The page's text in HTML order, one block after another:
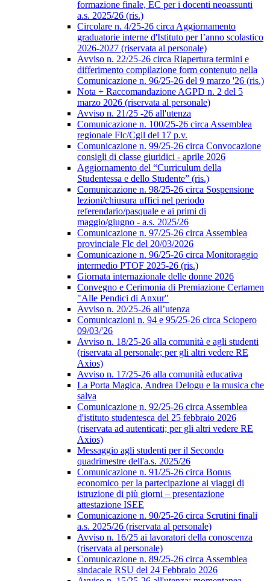
formazione finale, EC per i docenti neoassunti
a.s. 2025/26 (ris.)
Circolare n. 4/25-26 circa Aggiornamento
graduatorie interne d'Istituto per l’anno scolastico
2026-2027 (riservata al personale)
Avviso n. 22/25-26 circa Riapertura termini e
differimento compilazione form contenuto nella
Comunicazione n. 96/25-26 del 9 marzo '26 (ris.)
Nota + Raccomandazione AGPD n. 2 del 5
marzo 2026 (riservata al personale)
Avviso n. 21/25 -26 all'utenza
Comunicazione n. 100/25-26 circa Assemblea
regionale Flc/Cgil del 17 p.v.
Comunicazione n. 99/25-26 circa Convocazione
consigli di classe giuridici - aprile 2026
Aggiornamento del “Curriculum della
Studentessa e dello Studente” (ris.)
Comunicazione n. 98/25-26 circa Sospensione
lezioni/chiusura uffici nel periodo
referendario/pasquale e ai primi di
maggio/giugno - a.s. 2025/26
Comunicazione n. 97/25-26 circa Assemblea
provinciale Flc del 20/03/2026
Comunicazione n. 96/25-26 circa Monitoraggio
intermedio PTOF 2025-26 (ris.)
Giornata internazionale delle donne 2026
Convegno e Cerimonia di Premiazione Certamen
"Alle Pendici di Anxur"
Avviso n. 20/25-26 all’utenza
Comunicazioni n. 94 e 95/25-26 circa Sciopero
09/03/'26
Avviso n. 18/25-26 alla comunità e agli studenti
(riservata al personale; per gli altri vedere RE
Axios)
Avviso n. 17/25-26 alla comunità educativa
La Porta Magica, Andrea Delogu e la musica che
salva
Comunicazione n. 92/25-26 circa Assemblea
d'istituto studentesca del 25 febbraio 2026
(riservata ad autenticati; per gli altri vedere RE
Axios)
Messaggio agli studenti per il Secondo
quadrimestre dell'a.s. 2025/26
Comunicazione n. 91/25-26 circa Bonus
economico per la partecipazione ai viaggi di
istruzione di più giorni – presentazione
attestazione ISEE
Comunicazione n. 90/25-26 circa Scrutini finali
a.s. 2025/26 (riservata al personale)
Avviso n. 16/25 ai lavoratori della conoscenza
(riservata al personale)
Comunicazione n. 89/25-26 circa Assemblea
sindacale RSU del 24 Febbraio 2026